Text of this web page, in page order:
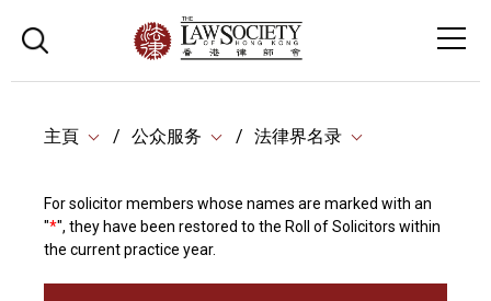
主頁 公众服务 法律界名录
For solicitor members whose names are marked with an
"*", they have been restored to the Roll of Solicitors within
the current practice year.